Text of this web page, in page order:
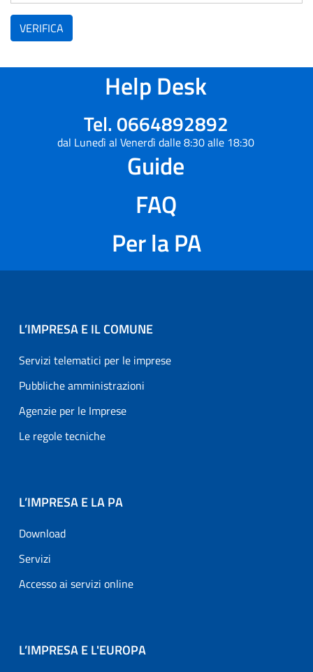
VERIFICA
Help Desk
Tel. 0664892892
dal Lunedì al Venerdì dalle 8:30 alle 18:30
Guide
FAQ
Per la PA
L’IMPRESA E IL COMUNE
Servizi telematici per le imprese
Pubbliche amministrazioni
Agenzie per le Imprese
Le regole tecniche
L’IMPRESA E LA PA
Download
Servizi
Accesso ai servizi online
L’IMPRESA E L'EUROPA